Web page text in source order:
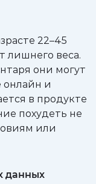
22–45
лишнего веса.
они могут
онлайн и
в продукте
похудеть не
или
данных